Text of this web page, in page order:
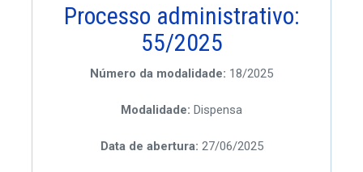
Processo administrativo:
55/2025
Número da modalidade: 18/2025
Modalidade: Dispensa
Data de abertura: 27/06/2025